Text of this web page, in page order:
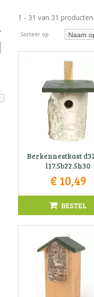
1 - 31 van 31 producten
Sorteer op
Berkennestkast
l17.5b22.5h30
€ 10,49
BESTEL